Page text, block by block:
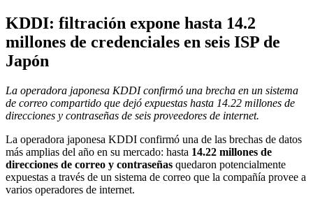
KDDI: filtración expone hasta 14.2
millones de credenciales en seis ISP de
Japón
La operadora japonesa KDDI confirmó una brecha en un sistema
de correo compartido que dejó expuestas hasta 14.22 millones de
direcciones y contraseñas de seis proveedores de internet.
La operadora japonesa KDDI confirmó una de las brechas de datos
más amplias del año en su mercado: hasta 14.22 millones de
direcciones de correo y contraseñas quedaron potencialmente
expuestas a través de un sistema de correo que la compañía provee a
varios operadores de internet.